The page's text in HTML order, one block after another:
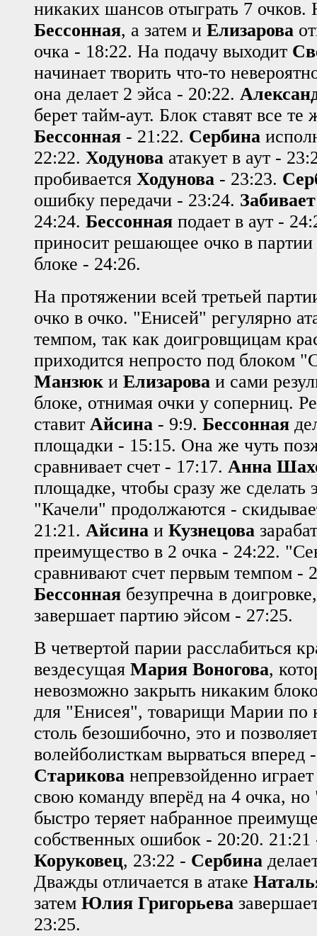
никаких шансов отыграть 7 очков.
Бессонная, а затем и Елизарова
очка - 18:22. На подачу выходит
начинает творить что-то
она делает 2 эйса - 20:22.
берет тайм-аут. Блок ставят все те
Бессонная - 21:22. Сербина
22:22. Ходунова атакует в аут -
пробивается Ходунова - 23:23.
ошибку передачи - 23:24.
24:24. Бессонная подает в аут -
приносит решающее очко в партии
блоке - 24:26.
На протяжении всей третьей
очко в очко. "Енисей" регулярно
темпом, так как доигровщицам
приходится непросто под блоком
Манзюк и Елизарова и сами
блоке, отнимая очки у соперниц.
ставит Айсина - 9:9. Бессонная
площадки - 15:15. Она же чуть
сравнивает счет - 17:17. Анна
площадке, чтобы сразу же сделать
"Качели" продолжаются -
21:21. Айсина и Кузнецова
преимущество в 2 очка - 24:22.
сравнивают счет первым темпом -
Бессонная безупречна в
завершает партию эйсом - 27:25.
В четвертой парии расслабиться
вездесущая Мария Воногова,
невозможно закрыть никаким
для "Енисея", товарищи Марии по
столь безошибочно, это и
волейболисткам вырваться вперед
Старикова непревзойденно
свою команду вперёд на 4 очка,
быстро теряет набранное
собственных ошибок - 20:20. 21:21
Коруковец, 23:22 - Сербина
Дважды отличается в атаке
затем Юлия Григорьева
23:25.